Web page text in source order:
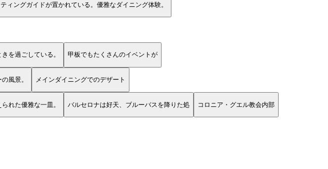
ングガイドが置かれている。優雅なダイニング体験。
を過ごしている。 甲板でもたくさんのイベントが
風景。 メインダイニングでのデザート
れた優雅な一皿。 バルセロナは好天、ブルーバスを降りた処 コロニア・グエル教会内部